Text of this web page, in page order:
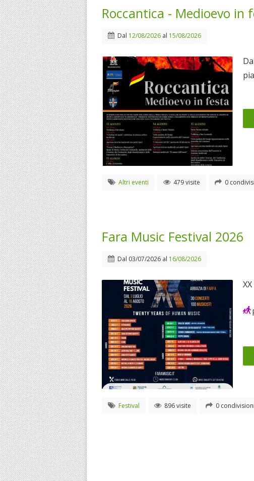
Roccantica - Medioevo in
Dal 12/08/2026 al 15/08/2026
Altri eventi 479 visite 0
Fara Music Festival 2026
Dal 03/07/2026 al 16/08/2026
Festival 896 visite 0 condivisioni